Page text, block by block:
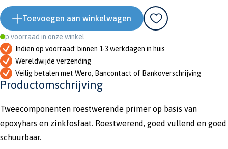
Toevoegen aan winkelwagen
Op voorraad in onze winkel
Indien op voorraad: binnen 1-3 werkdagen in huis
Wereldwijde verzending
Veilig betalen met Wero, Bancontact of Bankoverschrijving
Productomschrijving
Tweecomponenten roestwerende primer op basis van
epoxyhars en zinkfosfaat. Roestwerend, goed vullend en goed
schuurbaar.